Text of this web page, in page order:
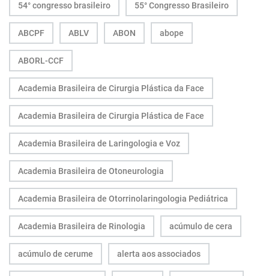
54° congresso brasileiro 55° Congresso Brasileiro
ABCPF ABLV ABON abope
ABORL-CCF
Academia Brasileira de Cirurgia Plástica da Face
Academia Brasileira de Cirurgia Plástica de Face
Academia Brasileira de Laringologia e Voz
Academia Brasileira de Otoneurologia
Academia Brasileira de Otorrinolaringologia Pediátrica
Academia Brasileira de Rinologia acúmulo de cera
acúmulo de cerume alerta aos associados